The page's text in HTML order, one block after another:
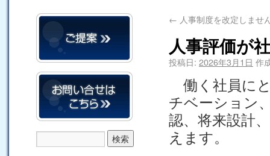
← 人事制度を改定しませ
人事評価が
投稿日: 2026年3月1日 作
働く社員に
チベーション
認、将来設計
えます。